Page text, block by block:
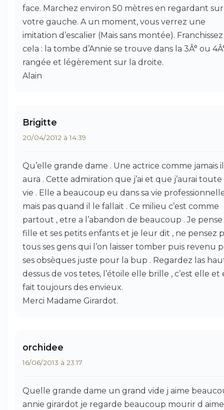
face. Marchez environ 50 mètres en regardant sur
votre gauche. A un moment, vous verrez une
imitation d’escalier (Mais sans montée). Franchissez
cela : la tombe d’Annie se trouve dans la 3Â° ou
rangée et légèrement sur la droite.
Alain
Brigitte
20/04/2012 à 14:39
Qu’elle grande dame . Une actrice comme jamais
aura . Cette admiration que j’ai et que j’aurai toute
vie . Elle a beaucoup eu dans sa vie
mais pas quand il le fallait . Ce milieu c’est comme
partout , etre a l’abandon de beaucoup . Je pense
fille et ses petits enfants et je leur dit , ne pensez
tous ses gens qui l’on laisser tomber puis revenu
ses obsèques juste pour la bup . Regardez las
dessus de vos tetes, l’étoile elle brille , c’est elle et
fait toujours des envieux.
Merci Madame Girardot.
orchidee
16/06/2013 à 23:17
Quelle grande dame un grand vide j aime
annie girardot je regarde beaucoup mourir d